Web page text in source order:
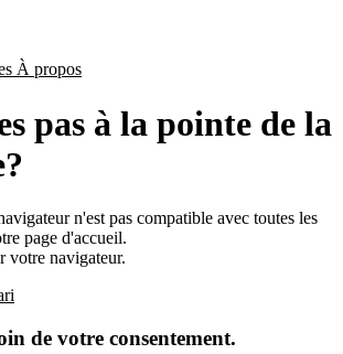
À propos
pas à la pointe de la
n'est pas compatible avec toutes les
page d'accueil.
votre navigateur.
de votre consentement.